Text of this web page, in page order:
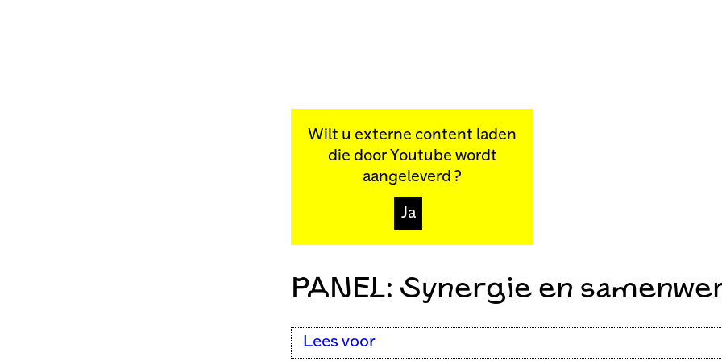
Wilt u externe content laden
die door Youtube wordt
aangeleverd ?
Ja
PANEL: Synergie en
Lees voor